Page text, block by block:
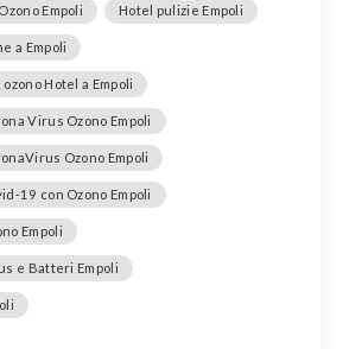
Empoli Hotel pulizie Empoli
a Empoli
Hotel a Empoli
Virus Ozono Empoli
Ozono Empoli
19 con Ozono Empoli
Empoli
e Batteri Empoli